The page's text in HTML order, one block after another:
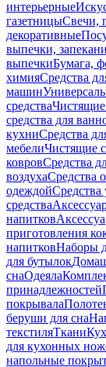
интерьерные
газетницыСвечи,
декоративные
выпечки,
выпечкиБумага,
химияСредства
машин
средстваЧистящие
средства для
кухниСредства
мебелиЧистящие
ковровСредства
воздухаСредства
одеждойСредства
средства
напитков
приготовления
напитковНаборы
для бутылок
снаОдеяла
принадлежностей
покрывала
беруши для сна
текстиляТкани
для кухонных
напольные